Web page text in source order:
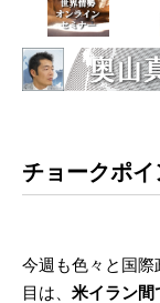
チョークポ
今週も色々と国
目は、 米イラン間